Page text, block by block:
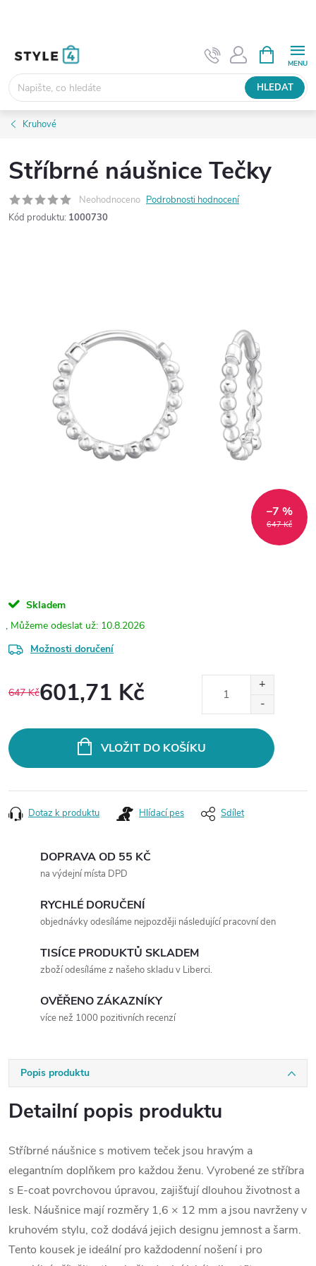
HLEDAT
NÁKUPNÍ
KOŠÍK
Kruhové
Stříbrné náušnice Tečky
Neohodnoceno Podrobnosti hodnocení
Kód produktu: 1000730
647 Kč
–7 %
Skladem
10.8.2026
Možnosti doručení
647 Kč601,71 Kč
VLOŽIT DO KOŠÍKU
Dotaz k produktu Hlídací pes Sdílet
DOPRAVA OD 55 KČ
na výdejní místa DPD
RYCHLÉ DORUČENÍ
objednávky odesíláme nejpozději následující pracovní den
TISÍCE PRODUKTŮ SKLADEM
zboží odesíláme z našeho skladu v Liberci.
OVĚŘENO ZÁKAZNÍKY
více než 1000 pozitivních recenzí
Popis produktu
Detailní popis produktu
Stříbrné náušnice s motivem teček jsou hravým a
elegantním doplňkem pro každou ženu. Vyrobené ze stříbra
s E-coat povrchovou úpravou, zajišťují dlouhou životnost a
lesk. Náušnice mají rozměry 1,6 × 12 mm a jsou navrženy v
kruhovém stylu, což dodává jejich designu jemnost a šarm.
Tento kousek je ideální pro každodenní nošení i pro